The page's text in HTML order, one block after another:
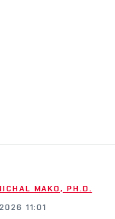
MAKO, PH.D.
11:01